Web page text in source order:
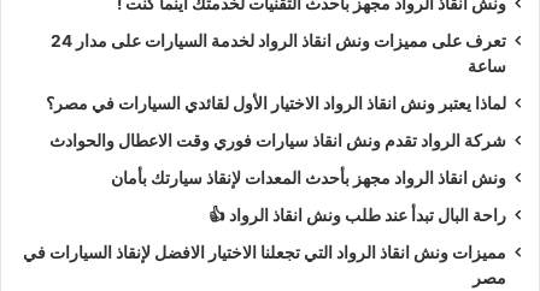
تعرف على مميزات ونش انقاذ الرواد لخدمة السيارات على مدار 24
ساعة
لماذا يعتبر ونش انقاذ الرواد الاختيار الأول لقائدي السيارات في مصر؟
شركة الرواد تقدم ونش انقاذ سيارات فوري وقت الاعطال والحوادث
ونش انقاذ الرواد مجهز بأحدث المعدات لإنقاذ سيارتك بأمان
راحة البال تبدأ عند طلب ونش انقاذ الرواد 👍
مميزات ونش انقاذ الرواد التي تجعلنا الاختيار الافضل لإنقاذ السيارات في
مصر